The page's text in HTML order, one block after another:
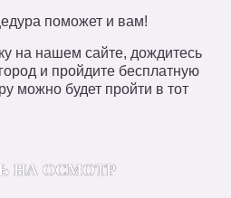
поможет и вам!
на нашем сайте, дождитесь
и пройдите бесплатную
можно будет пройти в тот
НА ОСМОТР